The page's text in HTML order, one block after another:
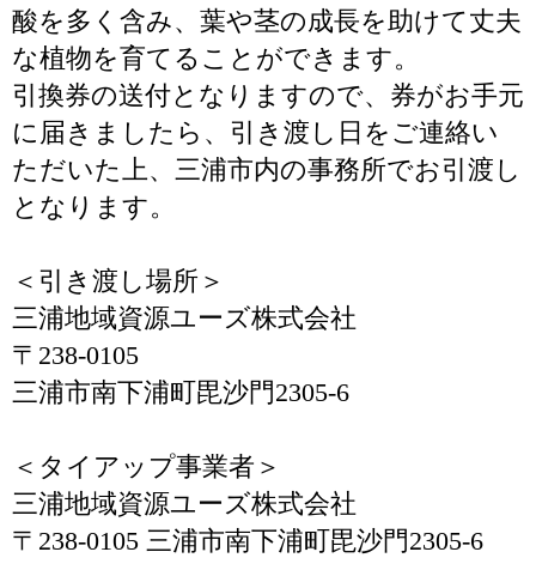
酸を多く含み、葉や茎の成長を助けて丈夫
な植物を育てることができます。
引換券の送付となりますので、券がお手元
に届きましたら、引き渡し日をご連絡い
ただいた上、三浦市内の事務所でお引渡し
となります。
＜引き渡し場所＞
三浦地域資源ユーズ株式会社
〒238-0105
三浦市南下浦町毘沙門2305-6
＜タイアップ事業者＞
三浦地域資源ユーズ株式会社
〒238-0105 三浦市南下浦町毘沙門2305-6